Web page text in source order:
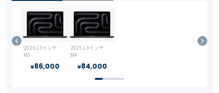
2026 13インチ
M5
¥86,000
2025 13インチ
M4
¥84,000